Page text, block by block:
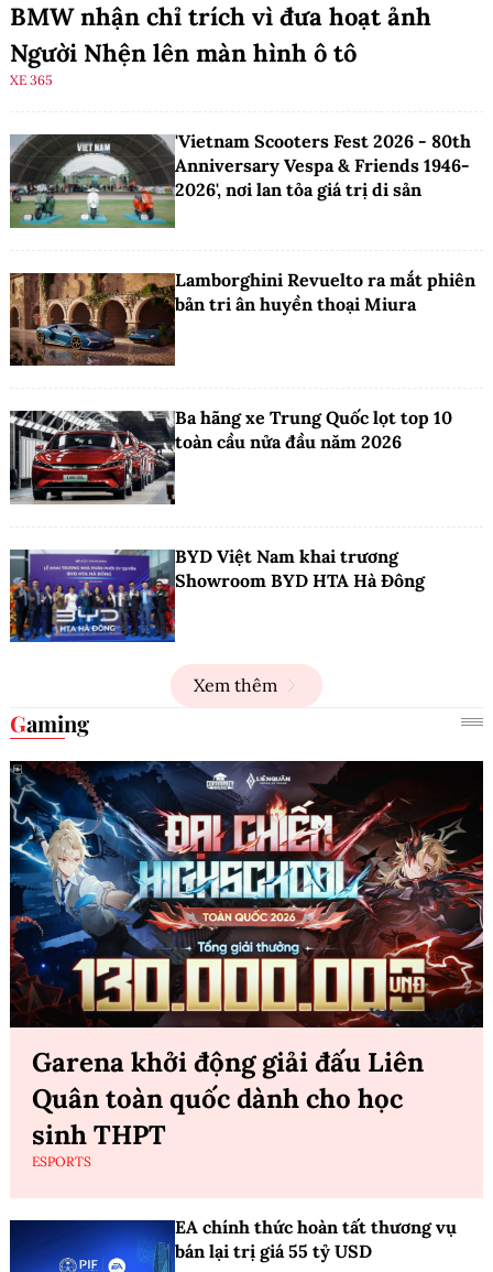
BMW nhận chỉ trích vì đưa hoạt ảnh
Người Nhện lên màn hình ô tô
XE 365
'Vietnam Scooters Fest 2026 - 80th
Anniversary Vespa & Friends 1946-
2026', nơi lan tỏa giá trị di sản
Lamborghini Revuelto ra mắt phiên
bản tri ân huyền thoại Miura
Ba hãng xe Trung Quốc lọt top 10
toàn cầu nửa đầu năm 2026
BYD Việt Nam khai trương
Showroom BYD HTA Hà Đông
Xem thêm
Gaming
Garena khởi động giải đấu Liên
Quân toàn quốc dành cho học
sinh THPT
ESPORTS
EA chính thức hoàn tất thương vụ
bán lại trị giá 55 tỷ USD